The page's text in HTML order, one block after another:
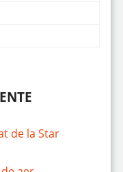
de la Star